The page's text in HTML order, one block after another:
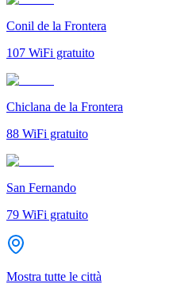
Conil de la Frontera
107 WiFi gratuito
Chiclana de la Frontera
88 WiFi gratuito
San Fernando
79 WiFi gratuito
Mostra tutte le città